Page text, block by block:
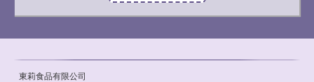
東莉食品有限公司